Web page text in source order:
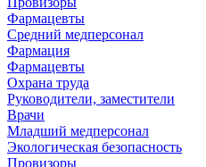
Фармацевты
Средний медперсонал
Фармация
Фармацевты
Охрана труда
Руководители, заместители
Врачи
Младший медперсонал
Экологическая безопасность
Провизоры